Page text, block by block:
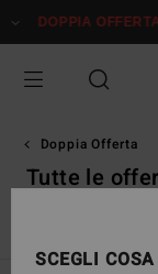
alla
griglie
prodotti
25% di
Doppia Offerta
Tutte le
SCEGLI